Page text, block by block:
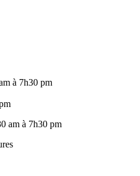
à 7h30 pm
am à 7h30 pm